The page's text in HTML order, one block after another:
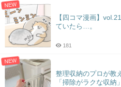
NEW
【四コマ漫画】
ていたら…。
181
NEW
整理収納のプロが教
「掃除がラクな収納